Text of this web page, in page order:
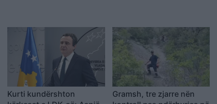
Kurti kundërshton
Gramsh, tre zjarre nën